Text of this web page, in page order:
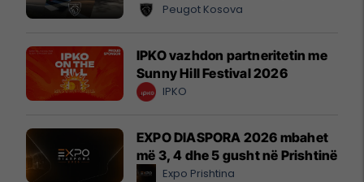
Peugot Kosova
IPKO vazhdon partneritetin me
Sunny Hill Festival 2026
IPKO
EXPO DIASPORA 2026 mbahet
më 3, 4 dhe 5 gusht në Prishtinë
Expo Prishtina